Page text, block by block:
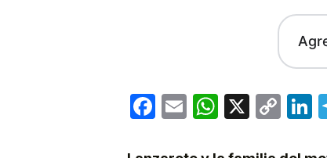
Facebook
Email X